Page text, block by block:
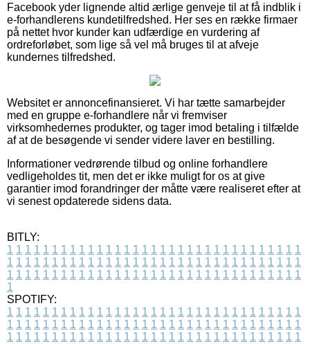
Facebook yder lignende altid ærlige genveje til at få indblik i
e-forhandlerens kundetilfredshed. Her ses en række firmaer
på nettet hvor kunder kan udfærdige en vurdering af
ordreforløbet, som lige så vel må bruges til at afveje
kundernes tilfredshed.
Websitet er annoncefinansieret. Vi har tætte samarbejder
med en gruppe e-forhandlere når vi fremviser
virksomhedernes produkter, og tager imod betaling i tilfælde
af at de besøgende vi sender videre laver en bestilling.
Informationer vedrørende tilbud og online forhandlere
vedligeholdes tit, men det er ikke muligt for os at give
garantier imod forandringer der måtte være realiseret efter at
vi senest opdaterede sidens data.
BITLY:
1 1 1 1 1 1 1 1 1 1 1 1 1 1 1 1 1 1 1 1 1 1 1 1 1 1 1 1 1 1 1 1 1
1 1 1 1 1 1 1 1 1 1 1 1 1 1 1 1 1 1 1 1 1 1 1 1 1 1 1 1 1 1 1 1 1
1 1 1 1 1 1 1 1 1 1 1 1 1 1 1 1 1 1 1 1 1 1 1 1 1 1 1 1 1 1 1 1 1
1
SPOTIFY:
1 1 1 1 1 1 1 1 1 1 1 1 1 1 1 1 1 1 1 1 1 1 1 1 1 1 1 1 1 1 1 1 1
1 1 1 1 1 1 1 1 1 1 1 1 1 1 1 1 1 1 1 1 1 1 1 1 1 1 1 1 1 1 1 1 1
1 1 1 1 1 1 1 1 1 1 1 1 1 1 1 1 1 1 1 1 1 1 1 1 1 1 1 1 1 1 1 1 1